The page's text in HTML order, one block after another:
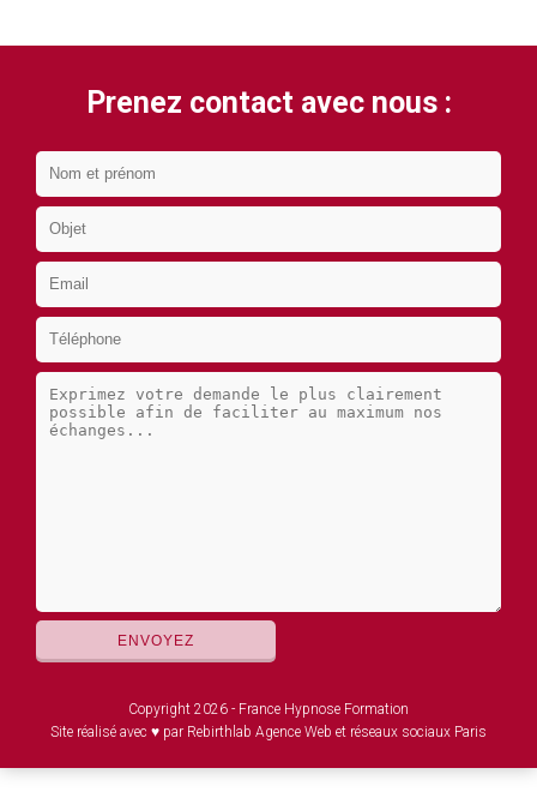
Prenez contact avec nous :
Copyright 2026 - France Hypnose Formation
Site réalisé avec ♥ par Rebirthlab Agence Web et réseaux sociaux Paris